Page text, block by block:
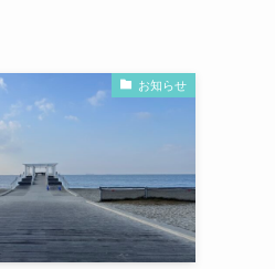
お知らせ